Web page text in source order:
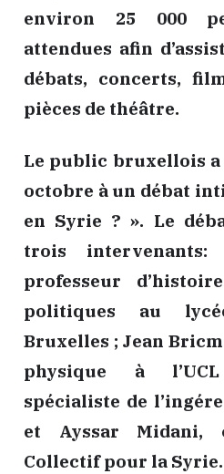
environ 25 000
attendues afin
débats, concerts,
pièces de théâtre.
Le public bruxellois a
octobre à un débat
en Syrie ? ». Le
trois intervenants:
professeur
politiques au
Bruxelles ; Jean
physique à
spécialiste de
et Ayssar Midani,
Collectif pour la Syrie.